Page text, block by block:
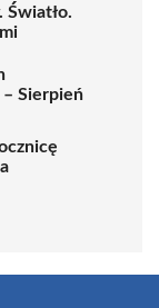
Światło.
Sierpień